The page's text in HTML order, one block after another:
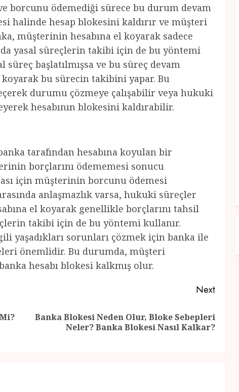
borcunu ödemediği sürece bu durum devam
halinde hesap blokesini kaldırır ve müşteri
müşterinin hesabına el koyarak sadece
yasal süreçlerin takibi için de bu yöntemi
başlatılmışsa ve bu süreç devam
bu sürecin takibini yapar. Bu
durumu çözmeye çalışabilir veya hukuki
hesabının blokesini kaldırabilir.
tarafından hesabına koyulan bir
borçlarını ödememesi sonucu
için müşterinin borcunu ödemesi
anlaşmazlık varsa, hukuki süreçler
el koyarak genellikle borçlarını tahsil
takibi için de bu yöntemi kullanır.
yaşadıkları sorunları çözmek için banka ile
önemlidir. Bu durumda, müşteri
hesabı blokesi kalkmış olur.
Previous
Next
NextBanka Blokesi Neden Olur, Bloke Sebepleri
Neler? Banka Blokesi Nasıl Kalkar?